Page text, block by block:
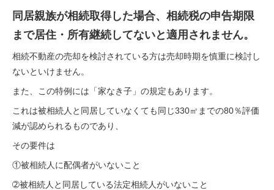
同居親族が相続取得した場合、相続税の申告期限
まで居住・所有継続してないと適用されません。
相続不動産の売却を検討されている方は売却時期を慎重に検討し
ないといけません。
また、この特例には「家なき子」の規定もあります。
これは被相続人と同居していなくても同じ330㎡までの80％評価
減が認められるものであり、
その要件は
①被相続人に配偶者がいないこと
➁被相続人と同居している法定相続人がいないこと